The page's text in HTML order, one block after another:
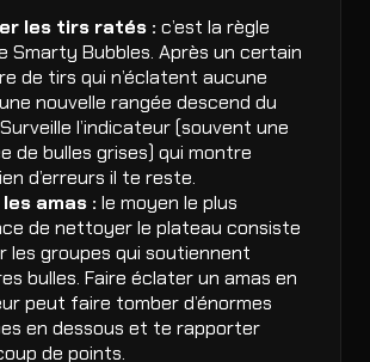
les tirs ratés : c’est la règle
Smarty Bubbles. Après un certain
de tirs qui n’éclatent aucune
nouvelle rangée descend du
l’indicateur (souvent une
de bulles grises) qui montre
d’erreurs il te reste.
amas : le moyen le plus
de nettoyer le plateau consiste
les groupes qui soutiennent
bulles. Faire éclater un amas en
peut faire tomber d’énormes
en dessous et te rapporter
de points.